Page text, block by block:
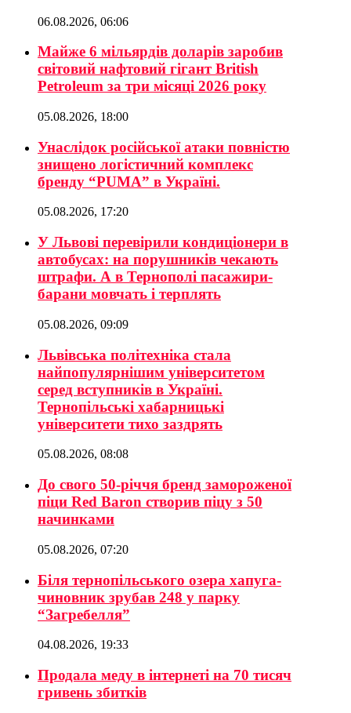
06.08.2026, 06:06
Майже 6 мільярдів доларів заробив
світовий нафтовий гігант British
Petroleum за три місяці 2026 року
05.08.2026, 18:00
Унаслідок російської атаки повністю
знищено логістичний комплекс
бренду “PUMA” в Україні.
05.08.2026, 17:20
У Львові перевірили кондиціонери в
автобусах: на порушників чекають
штрафи. А в Тернополі пасажири-
барани мовчать і терплять
05.08.2026, 09:09
Львівська політехніка стала
найпопулярнішим університетом
серед вступників в Україні.
Тернопільські хабарницькі
університети тихо заздрять
05.08.2026, 08:08
До свого 50-річчя бренд замороженої
піци Red Baron створив піцу з 50
начинками
05.08.2026, 07:20
Біля тернопільського озера хапуга-
чиновник зрубав 248 у парку
“Загребелля”
04.08.2026, 19:33
Продала меду в інтернеті на 70 тисяч
гривень збитків